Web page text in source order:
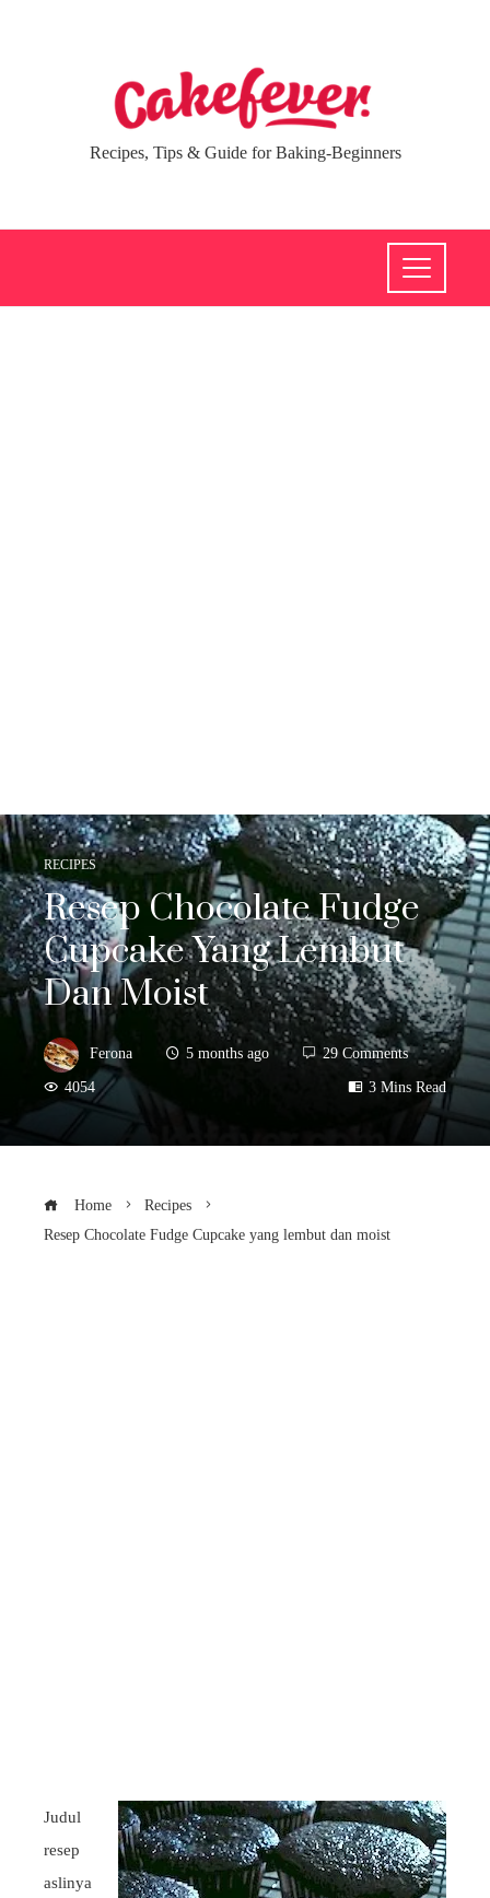
Recipes, Tips & Guide for Baking-Beginners
RECIPES
Resep Chocolate Fudge
Cupcake Yang Lembut
Dan Moist
Ferona 5 months ago 29 Comments
4054 3 Mins Read
Home
Recipes
Resep Chocolate Fudge Cupcake yang lembut dan moist
Judul
resep
aslinya